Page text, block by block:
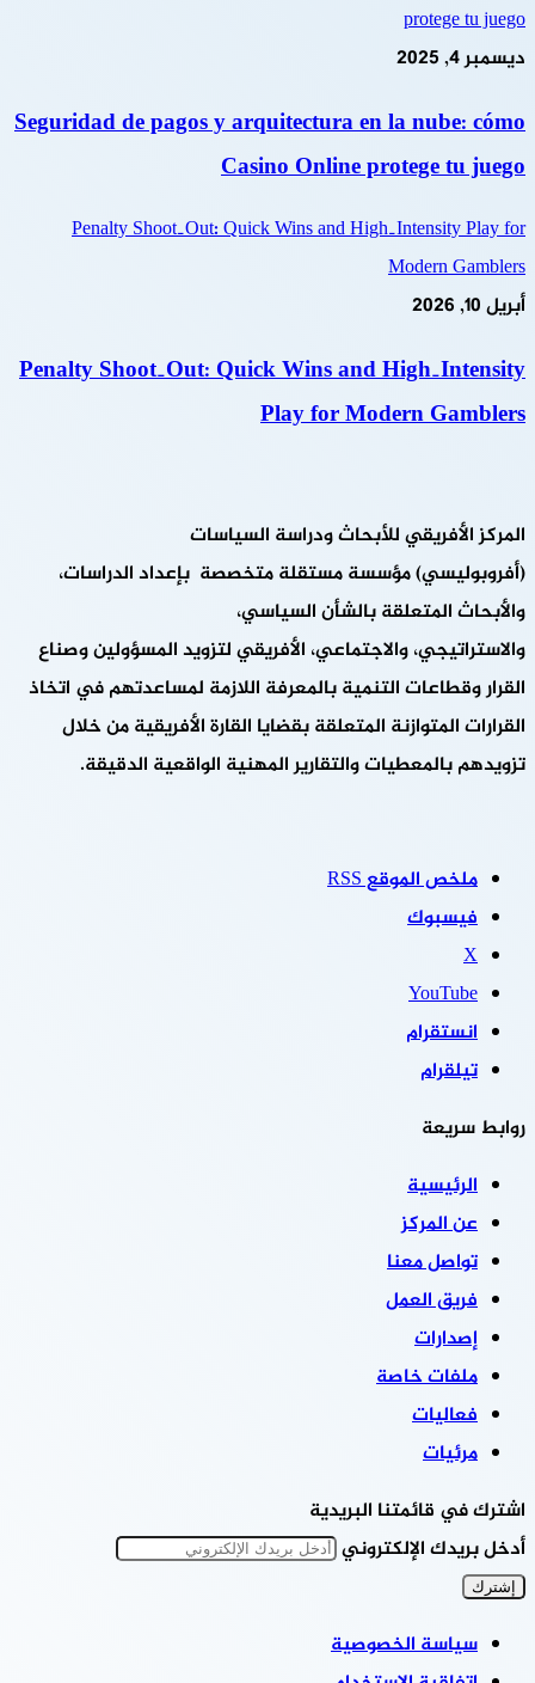
protege tu juego
ديسمبر 4, 2025
Seguridad de pagos y arquitectura en la nube: cómo
Casino Online protege tu juego
Penalty Shoot‑Out: Quick Wins and High‑Intensity Play for
Modern Gamblers
أبريل 10, 2026
Penalty Shoot‑Out: Quick Wins and High‑Intensity
Play for Modern Gamblers
المركز الأفريقي للأبحاث ودراسة السياسات
(أفروبوليسي) مؤسسة مستقلة متخصصة بإعداد الدراسات،
والأبحاث المتعلقة بالشأن السياسي،
والاستراتيجي، والاجتماعي، الأفريقي لتزويد المسؤولين وصناع
القرار وقطاعات التنمية بالمعرفة اللازمة لمساعدتهم في اتخاذ
القرارات المتوازنة المتعلقة بقضايا القارة الأفريقية من خلال
تزويدهم بالمعطيات والتقارير المهنية الواقعية الدقيقة.
ملخص الموقع RSS
فيسبوك
‫X
‫YouTube
انستقرام
تيلقرام
روابط سريعة
الرئيسية
عن المركز
تواصل معنا
فريق العمل
إصدارات
ملفات خاصة
فعاليات
مرئيات
اشترك في قائمتنا البريدية
أدخل بريدك الإلكتروني
سياسة الخصوصية